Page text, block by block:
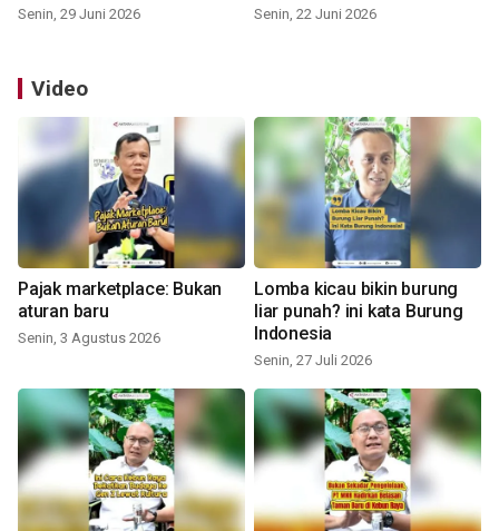
Senin, 29 Juni 2026 Senin, 22 Juni 2026
Video
Pajak marketplace: Bukan
aturan baru
Senin, 3 Agustus 2026
Lomba kicau bikin burung
liar punah? ini kata Burung
Indonesia
Senin, 27 Juli 2026